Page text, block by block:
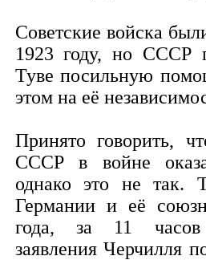
Советские войска
1923 году, но СССР
Туве посильную
этом на её
Принято говорить,
СССР в войне
однако это не так.
Германии и её
года, за 11 часов
заявления Черчилля